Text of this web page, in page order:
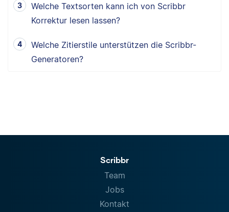
Welche Textsorten kann ich von Scribbr
Korrektur lesen lassen?
Welche Zitierstile unterstützen die Scribbr-
Generatoren?
Scribbr
Team
Jobs
Kontakt